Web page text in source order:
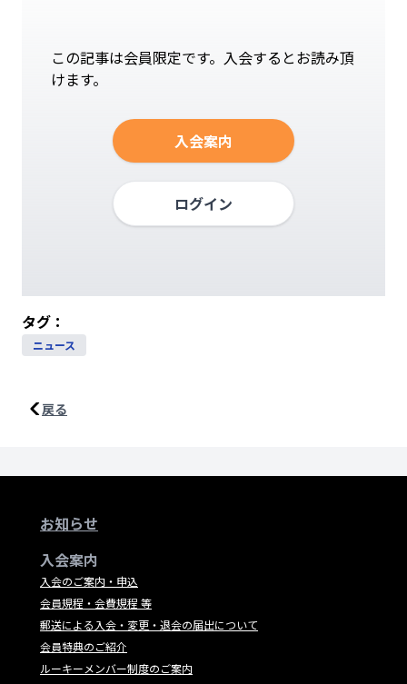
この記事は会員限定です。入会するとお読み頂
けます。
入会案内
ログイン
タグ：
ニュース
戻る
お知らせ
入会案内
入会のご案内・申込
会員規程・会費規程 等
郵送による入会・変更・退会の届出について
会員特典のご紹介
ルーキーメンバー制度のご案内